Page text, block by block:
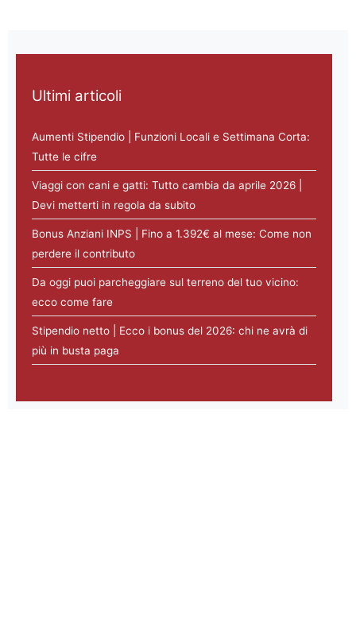
Ultimi articoli
Aumenti Stipendio | Funzioni Locali e Settimana Corta:
Tutte le cifre
Viaggi con cani e gatti: Tutto cambia da aprile 2026 |
Devi metterti in regola da subito
Bonus Anziani INPS | Fino a 1.392€ al mese: Come non
perdere il contributo
Da oggi puoi parcheggiare sul terreno del tuo vicino:
ecco come fare
Stipendio netto | Ecco i bonus del 2026: chi ne avrà di
più in busta paga